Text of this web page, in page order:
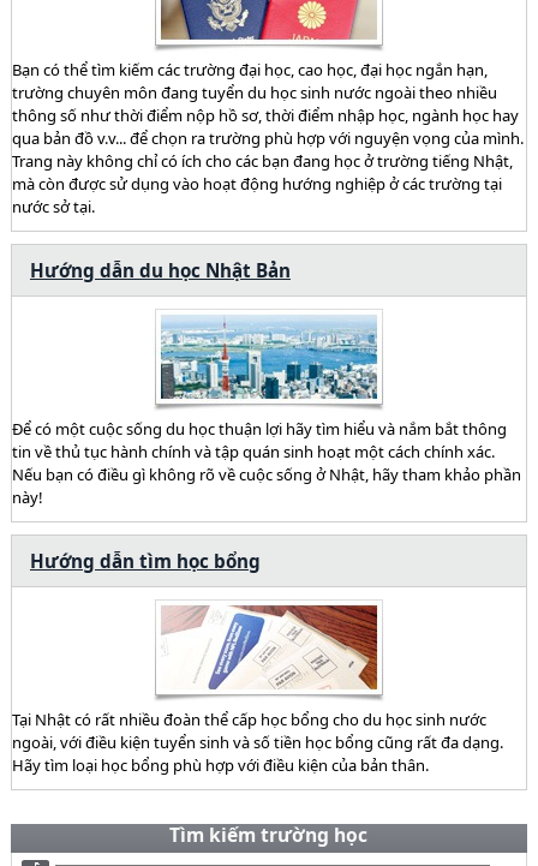
Bạn có thể tìm kiếm các trường đại học, cao học, đại học ngắn hạn,
trường chuyên môn đang tuyển du học sinh nước ngoài theo nhiều
thông số như thời điểm nộp hồ sơ, thời điểm nhập học, ngành học hay
qua bản đồ v.v... để chọn ra trường phù hợp với nguyện vọng của mình.
Trang này không chỉ có ích cho các bạn đang học ở trường tiếng Nhật,
mà còn được sử dụng vào hoạt động hướng nghiệp ở các trường tại
nước sở tại.
Hướng dẫn du học Nhật Bản
Để có một cuộc sống du học thuận lợi hãy tìm hiểu và nắm bắt thông
tin về thủ tục hành chính và tập quán sinh hoạt một cách chính xác.
Nếu bạn có điều gì không rõ về cuộc sống ở Nhật, hãy tham khảo phần
này!
Hướng dẫn tìm học bổng
Tại Nhật có rất nhiều đoàn thể cấp học bổng cho du học sinh nước
ngoài, với điều kiện tuyển sinh và số tiền học bổng cũng rất đa dạng.
Hãy tìm loại học bổng phù hợp với điều kiện của bản thân.
Tìm kiếm trường học